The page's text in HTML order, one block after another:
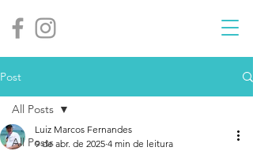
Post
All Posts
All Posts
Luiz Marcos Fernandes
9 de abr. de 2025 4 min de leitura